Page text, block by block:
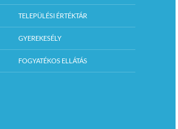
TELEPÜLÉSI ÉRTÉKTÁR
GYEREKESÉLY
FOGYATÉKOS ELLÁTÁS